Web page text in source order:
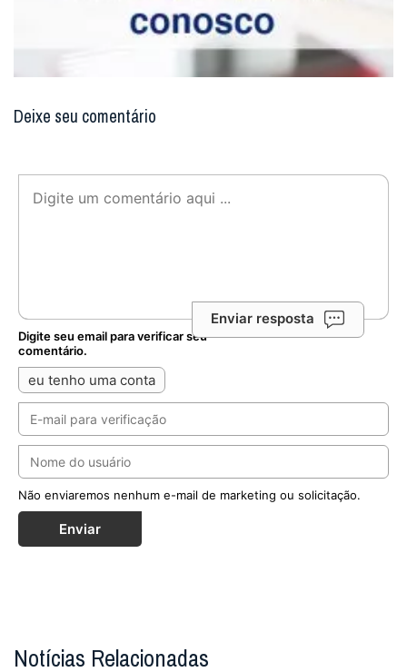
Deixe seu comentário
Enviar resposta
Digite seu email para verificar seu
comentário.
eu tenho uma conta
Não enviaremos nenhum e-mail de marketing ou solicitação.
Enviar
Notícias Relacionadas